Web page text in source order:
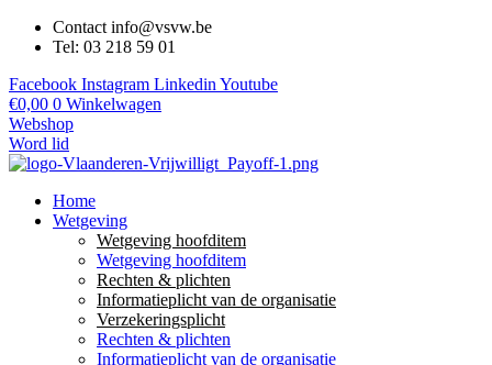
Contact info@vsvw.be
Tel: 03 218 59 01
Facebook Instagram Linkedin Youtube
€0,00 0 Winkelwagen
Webshop
Word lid
Home
Wetgeving
Wetgeving hoofditem
Wetgeving hoofditem
Rechten & plichten
Informatieplicht van de organisatie
Verzekeringsplicht
Rechten & plichten
Informatieplicht van de organisatie